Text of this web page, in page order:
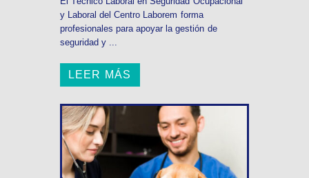
y Laboral del Centro Laborem forma
profesionales para apoyar la gestión de
seguridad y ...
LEER MÁS